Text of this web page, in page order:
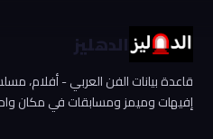
الدهليز
قاعدة بيانات الفن العربي - أفلام،
إفيهات وميمز ومسابقات في مكان